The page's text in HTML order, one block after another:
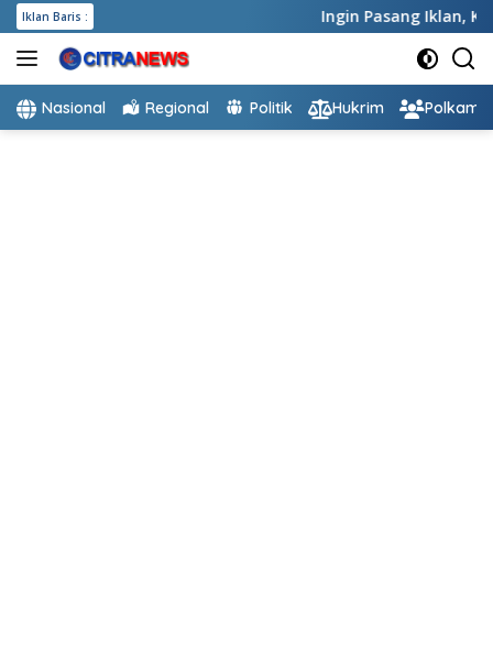
Langsung
ke
konten
Iklan Baris : Ingin Pasang Iklan,Klik
Nasional Regional Politik Hukrim Polkam